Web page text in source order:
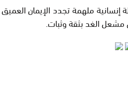
ملهمة تجدد الإيمان العميق
الغد بثقة وثبات.